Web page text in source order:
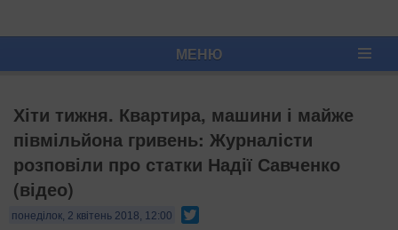
МЕНЮ
Хіти тижня. Квартира, машини і майже
півмільйона гривень: Журналісти
розповіли про статки Надії Савченко
(відео)
понеділок, 2 квітень 2018, 12:00